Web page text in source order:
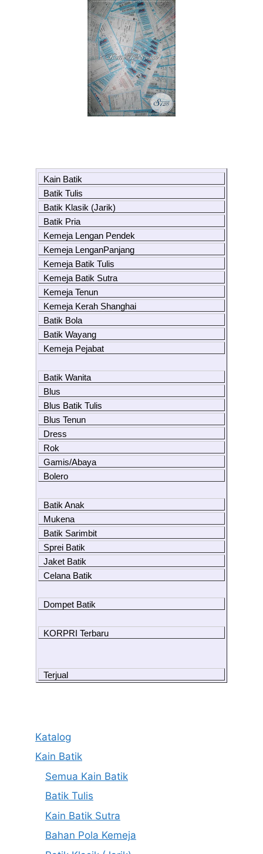
Kain Batik
Batik Tulis
Batik Klasik (Jarik)
Batik Pria
Kemeja Lengan Pendek
Kemeja LenganPanjang
Kemeja Batik Tulis
Kemeja Batik Sutra
Kemeja Tenun
Kemeja Kerah Shanghai
Batik Bola
Batik Wayang
Kemeja Pejabat
Batik Wanita
Blus
Blus Batik Tulis
Blus Tenun
Dress
Rok
Gamis/Abaya
Bolero
Batik Anak
Mukena
Batik Sarimbit
Sprei Batik
Jaket Batik
Celana Batik
Dompet Batik
KORPRI Terbaru
Terjual
Katalog
Kain Batik
Semua Kain Batik
Batik Tulis
Kain Batik Sutra
Bahan Pola Kemeja